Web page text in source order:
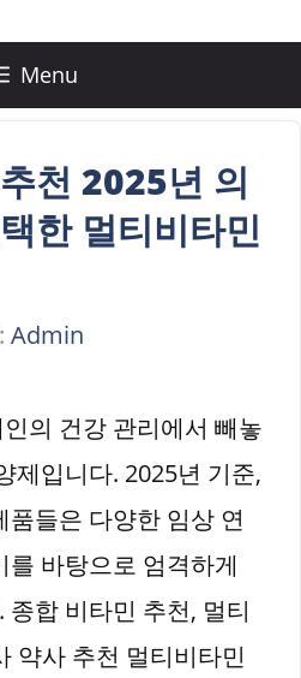
Menu
천 2025년 의
한 멀티비타민
Admin
의 건강 관리에서 빼놓
제입니다. 2025년 기준,
들은 다양한 임상 연
바탕으로 엄격하게
합 비타민 추천, 멀티
약사 추천 멀티비타민